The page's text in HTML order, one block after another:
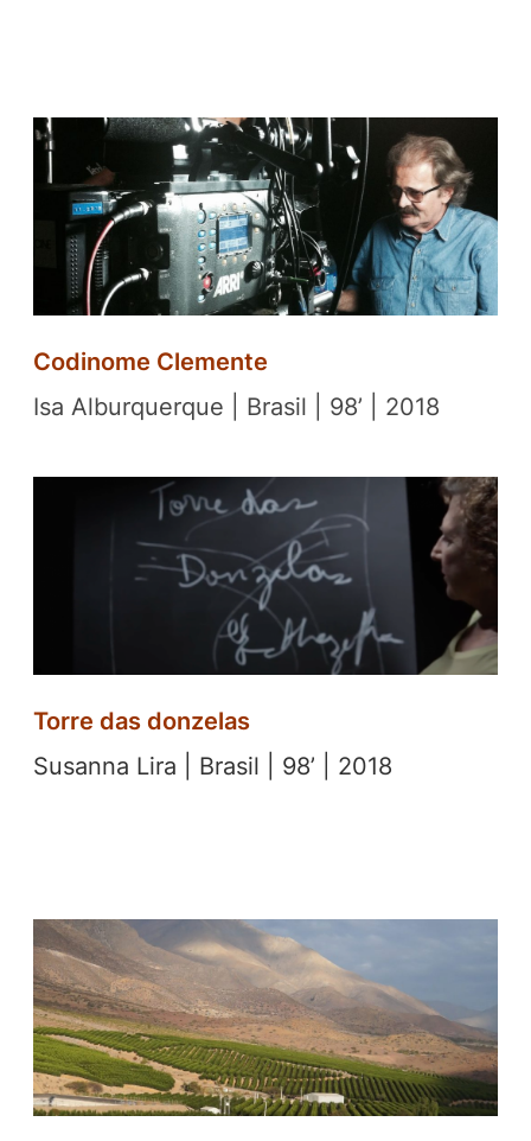
Codinome Clemente
Isa Alburquerque | Brasil | 98’ | 2018
Torre das donzelas
Susanna Lira | Brasil | 98’ | 2018